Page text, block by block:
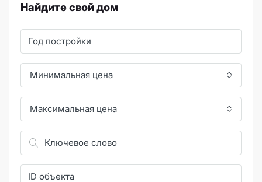
Найдите свой дом
Минимальная цена
Максимальная цена